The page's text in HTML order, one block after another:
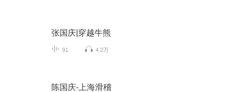
张国庆|穿越牛熊
91 4.2万
陈国庆-上海滑稽